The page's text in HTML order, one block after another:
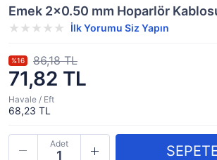
Emek 2x0.50 mm Hoparlör
İlk Yorumu Siz Yapın
71,82 TL
%16 86,18 TL
Havale / Eft
68,23 TL
Adet